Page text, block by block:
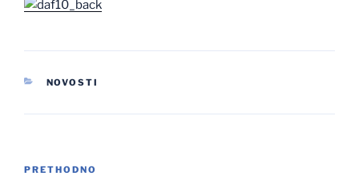
KATEGORIJE
NOVOSTI
Navigacija
Prethodna
PRETHODNO